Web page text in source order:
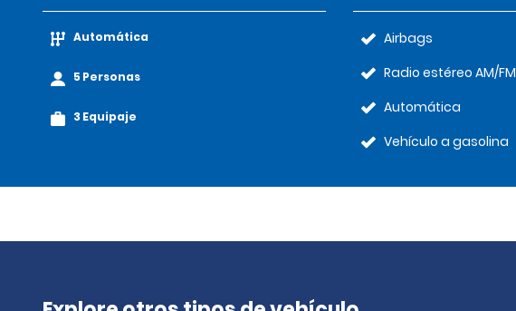
Automática
5 Personas
3 Equipaje
Airbags
Radio estéreo AM/FM
Automática
Vehículo a gasolina